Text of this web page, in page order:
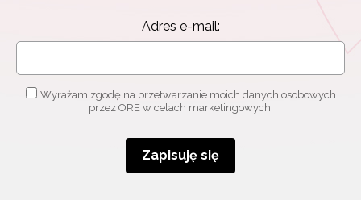
Adres e-mail:
Wyrażam zgodę na przetwarzanie moich danych osobowych
przez ORE w celach marketingowych.
Zapisuję się